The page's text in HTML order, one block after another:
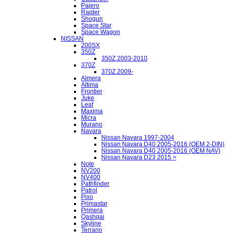
Pajero
Raider
Shogun
Space Star
Space Wagon
NISSAN
200SX
350Z
350Z 2003-2010
370Z
370Z 2009-
Almera
Altima
Frontier
Juke
Leaf
Maxima
Micra
Murano
Navara
Nissan Navara 1997-2004
Nissan Navara D40 2005-2016 (OEM 2-DIN)
Nissan Navara D40 2005-2016 (OEM NAV)
Nissan Navara D23 2015 >
Note
NV200
NV400
Pathfinder
Patrol
Pixo
Primastar
Primera
Qashqai
Skyline
Terrano